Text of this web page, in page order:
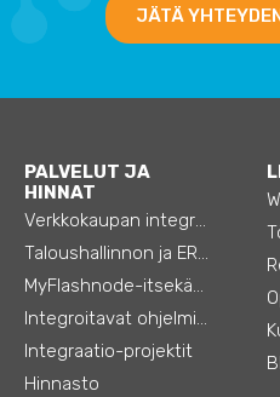
JÄTÄ
PALVELUT JA
HINNAT
Verkkokaupan integraatiot
Taloushallinnon ja ERP:n integraatiot
MyFlashnode-itsekäyttö-automaatio
Integroitavat ohjelmistot
Integraatio-projektit
Hinnasto